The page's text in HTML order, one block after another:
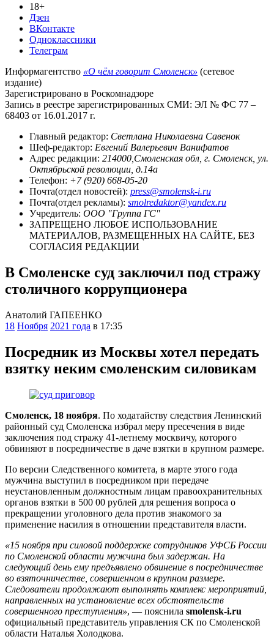
18+
Дзен
ВКонтакте
Одноклассники
Телеграм
Информагентство «О чём говорит Смоленск» (сетевое
издание)
Зарегистрировано в Роскомнадзоре
Запись в реестре зарегистрированных СМИ: ЭЛ № ФС 77 –
68403 от 16.01.2017 г.
Главный редактор: Светлана Николаевна Савенок
Шеф-редактор: Евгений Валерьевич Ванифатов
Адрес редакции: 214000,Смоленская обл, г. Смоленск, ул.
Октябрьской революции, д.14а
Телефон: +7 (920) 668-05-20
Почта(отдел новостей): press@smolensk-i.ru
Почта(отдел рекламы): smolredaktor@yandex.ru
Учредитель: ООО "Группа ГС"
ЗАПРЕЩЕНО ЛЮБОЕ ИСПОЛЬЗОВАНИЕ
МАТЕРИАЛОВ, РАЗМЕЩЕННЫХ НА САЙТЕ, БЕЗ
СОГЛАСИЯ РЕДАКЦИИ
В Смоленске суд заключил под стражу
столичного коррупционера
Анатолий ГАПЕЕНКО
18 Ноября 2021 года в 17:35
Посредник из Москвы хотел передать
взятку неким смоленским силовикам
Смоленск, 18 ноября. По ходатайству следствия Ленинский
районный суд Смоленска избрал меру пресечения в виде
заключения под стражу 41-летнему москвичу, которого
обвиняют в посредничестве в даче взятки в крупном размере.
По версии Следственного комитета, в марте этого года
мужчина выступил в посредником при передаче
неустановленным должностным лицам правоохранительных
органов взятки в 500 00 рублей для решения вопроса о
прекращении уголовного дела против знакомого за
применение насилия в отношении представителя власти.
«15 ноября при силовой поддержке сотрудников УФСБ России
по Смоленской области мужчина был задержан. На
следующий день ему предъявлено обвинение в посредничестве
во взяточничестве, совершенном в крупном размере.
Следователи продолжают выполнять комплекс мероприятий,
направленных на установление всех обстоятельств
совершенного преступления», — пояснила smolensk-i.ru
официальный представитель управления СК по Смоленской
области Наталья Холодкова.